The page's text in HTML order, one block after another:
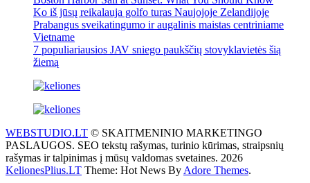
Ko iš jūsų reikalauja golfo turas Naujojoje Zelandijoje
Prabangus sveikatingumo ir augalinis maistas centriniame
Vietname
7 populiariausios JAV sniego paukščių stovyklavietės šią
žiemą
WEBSTUDIO.LT © SKAITMENINIO MARKETINGO
PASLAUGOS. SEO tekstų rašymas, turinio kūrimas, straipsnių
rašymas ir talpinimas į mūsų valdomas svetaines. 2026
KelionesPlius.LT Theme: Hot News By Adore Themes.